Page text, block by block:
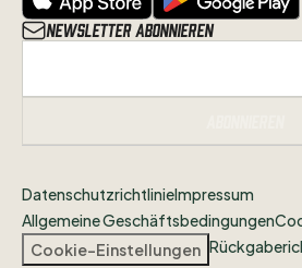
Newsletter abonnieren
DatenschutzrichtlinieImpressum
Allgemeine Geschäftsbedingungen
Cookie-Einstellungen